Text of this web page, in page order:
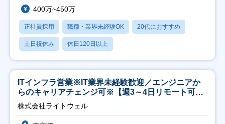
400万~450万
正社員採用 職種・業界未経験OK 20代におすすめ
土日祝休み 休日120日以上
ITインフラ営業※IT業界未経験歓迎／エンジニアか
らのキャリアチェンジ可※【週3～4日リモート可
能】
株式会社ライトウェル